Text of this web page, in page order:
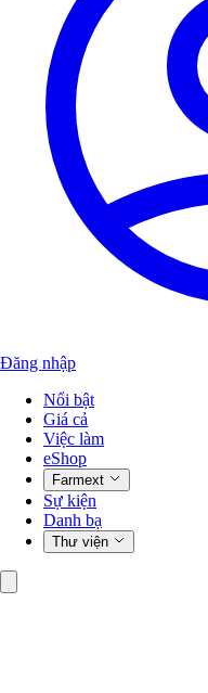
Đăng nhập
Nổi bật
Giá cả
Việc làm
eShop
Farmext
Sự kiện
Danh bạ
Thư viện